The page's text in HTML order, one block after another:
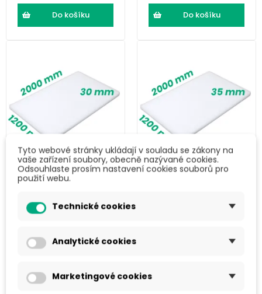
Do košíku Do košíku
LDPE pěna (2000
× 1200 × 30) mm
563,49 Kč s DPH
Do košíku
LDPE pěna (2000
Tyto webové stránky ukládají v souladu se zákony na
vaše zařízení soubory, obecně nazývané cookies.
Odsouhlaste prosím nastavení cookies souborů pro
použití webu.
Technické cookies
Analytické cookies
Marketingové cookies